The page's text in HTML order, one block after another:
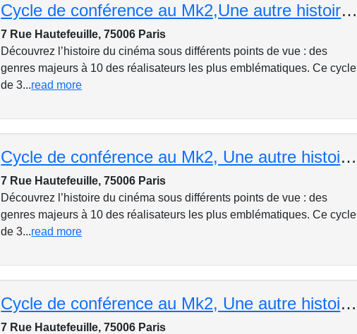
Cycle de conférence au Mk2,Une autre histoire de cinéma :La science-fiction quand la science inspire
7 Rue Hautefeuille, 75006 Paris
Découvrez l’histoire du cinéma sous différents points de vue : des
genres majeurs à 10 des réalisateurs les plus emblématiques. Ce cycle
de 3...read more
Cycle de conférence au Mk2, Une autre histoire de cinéma : Quentin Tarantino : est-il bien sérieux ?
7 Rue Hautefeuille, 75006 Paris
Découvrez l’histoire du cinéma sous différents points de vue : des
genres majeurs à 10 des réalisateurs les plus emblématiques. Ce cycle
de 3...read more
Cycle de conférence au Mk2, Une autre histoire de cinéma : Francis Ford Coppola
7 Rue Hautefeuille, 75006 Paris